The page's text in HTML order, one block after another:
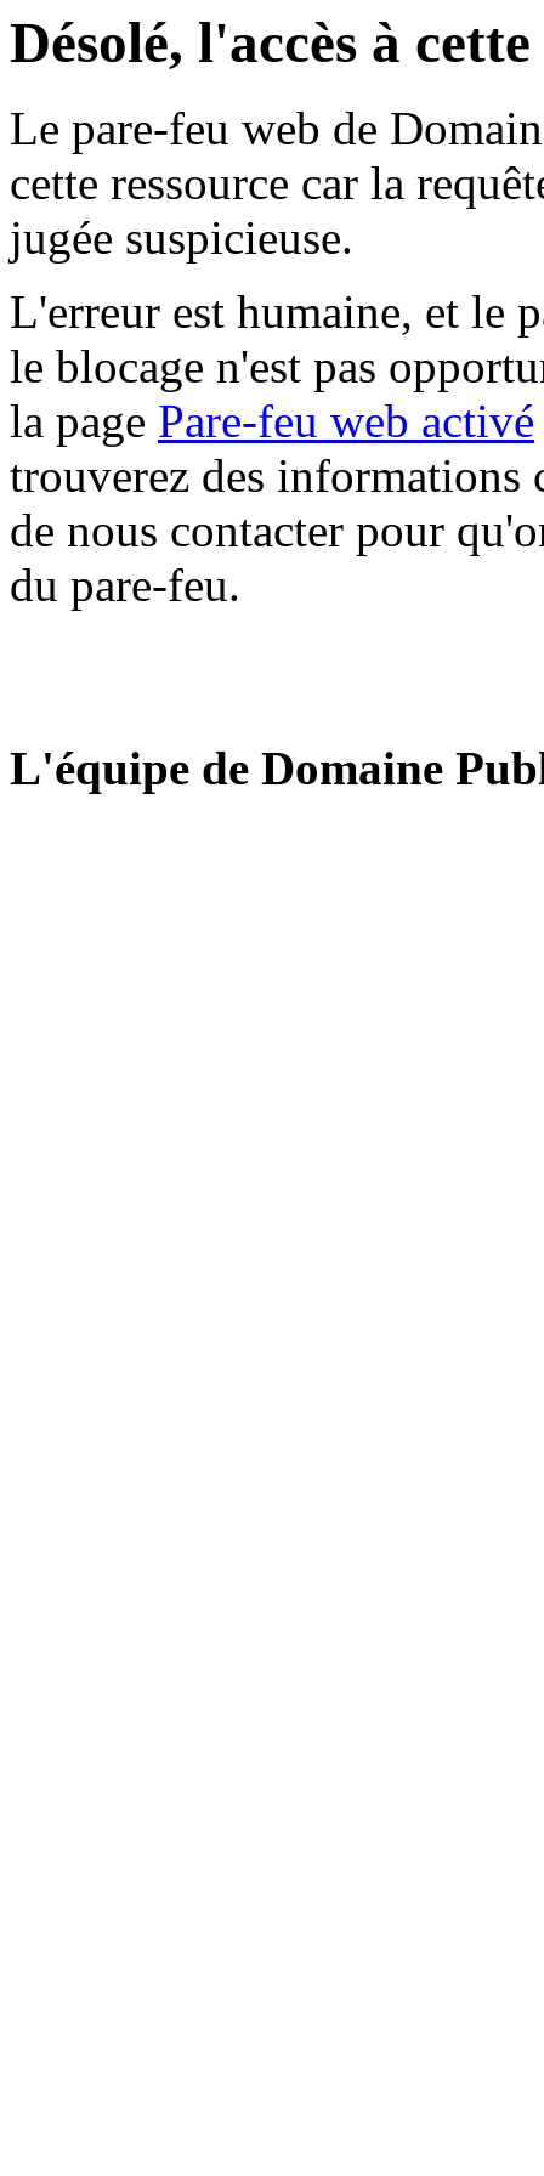
Désolé, l'accès à
Le pare-feu web de
cette ressource car la
jugée suspicieuse.
L'erreur est humaine, et le
le blocage n'est pas
la page Pare-feu web activé
trouverez des informations
de nous contacter pour
du pare-feu.
L'équipe de Domaine